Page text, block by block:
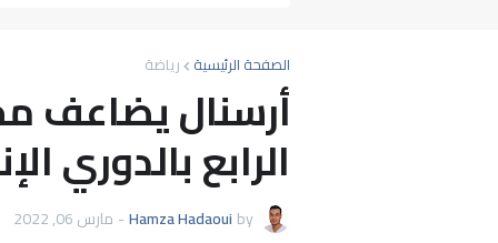
الصفحة الرئيسية رياضة
أرسنال يضاعف
الرابع بالدوري
by
Hamza Hadaoui
- مارس 06, 2022